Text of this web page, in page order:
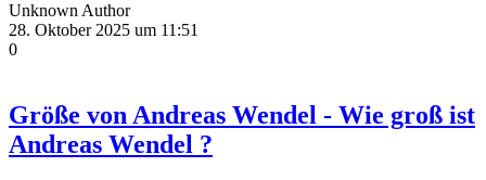
Unknown Author
28. Oktober 2025 um 11:51
0
Größe von Andreas Wendel - Wie groß ist
Andreas Wendel ?